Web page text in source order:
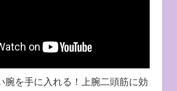
腕を手に入れる！上腕二頭筋に効